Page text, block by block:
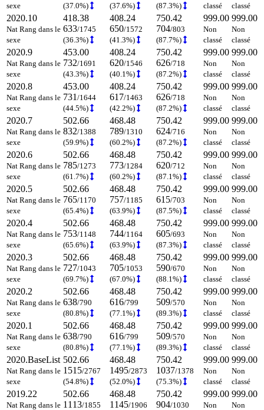
sexe
(37.0%)
(37.6%)
(87.3%)
classé
classé
2020.10
Nat Rang dans le
sexe
418.38
633/1745
(36.3%)
408.24
650/1572
(41.3%)
750.42
704/803
(87.7%)
999.00
Non
classé
999.00
Non
classé
2020.9
Nat Rang dans le
sexe
453.00
732/1691
(43.3%)
408.24
620/1546
(40.1%)
750.42
626/718
(87.2%)
999.00
Non
classé
999.00
Non
classé
2020.8
Nat Rang dans le
sexe
453.00
731 /1644
(44.5%)
408.24
617/1463
(42.2%)
750.42
626/718
(87.2%)
999.00
Non
classé
999.00
Non
classé
2020.7
Nat Rang dans le
sexe
502.66
832/1388
(59.9%)
468.48
789/1310
(60.2%)
750.42
624/716
(87.2%)
999.00
Non
classé
999.00
Non
classé
2020.6
Nat Rang dans le
sexe
502.66
785/1273
(61.7%)
468.48
773/1284
(60.2%)
750.42
620/712
(87.1%)
999.00
Non
classé
999.00
Non
classé
2020.5
Nat Rang dans le
sexe
502.66
765/1170
(65.4%)
468.48
757/1185
(63.9%)
750.42
615/703
(87.5%)
999.00
Non
classé
999.00
Non
classé
2020.4
Nat Rang dans le
sexe
502.66
753/1148
(65.6%)
468.48
744/1164
(63.9%)
750.42
605/693
(87.3%)
999.00
Non
classé
999.00
Non
classé
2020.3
Nat Rang dans le
sexe
502.66
727/1043
(69.7%)
468.48
705/1053
(67.0%)
750.42
590/670
(88.1%)
999.00
Non
classé
999.00
Non
classé
2020.2
Nat Rang dans le
sexe
502.66
638/790
(80.8%)
468.48
616/799
(77.1%)
750.42
509/570
(89.3%)
999.00
Non
classé
999.00
Non
classé
2020.1
Nat Rang dans le
sexe
502.66
638/790
(80.8%)
468.48
616/799
(77.1%)
750.42
509/570
(89.3%)
999.00
Non
classé
999.00
Non
classé
2020.BaseList
Nat Rang dans le
sexe
502.66
1515/2767
(54.8%)
468.48
1495/2873
(52.0%)
750.42
1037/1378
(75.3%)
999.00
Non
classé
999.00
Non
classé
2019.22
Nat Rang dans le
502.66
1113/1855
468.48
1145/1906
750.42
904/1030
999.00
Non
999.00
Non